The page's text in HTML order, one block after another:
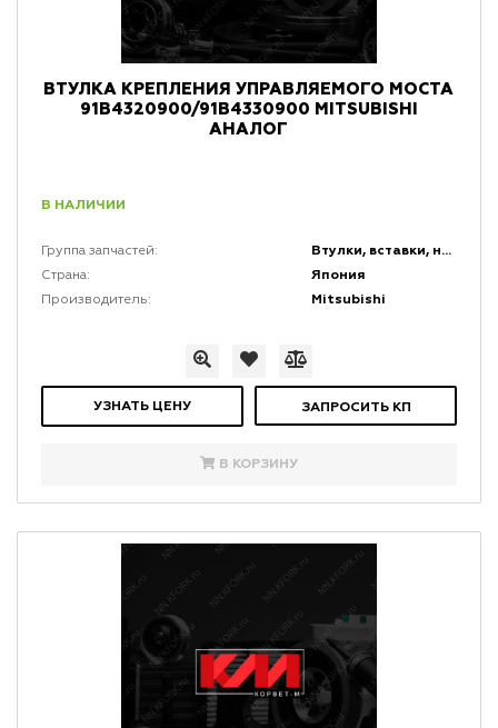
ВТУЛКА КРЕПЛЕНИЯ УПРАВЛЯЕМОГО МОСТА
91B4320900/91B4330900 MITSUBISHI
АНАЛОГ
В НАЛИЧИИ
Группа запчастей: Втулки, вставки, накладки и заглушки
Страна: Япония
Производитель: Mitsubishi
УЗНАТЬ ЦЕНУ ЗАПРОСИТЬ КП
В КОРЗИНУ